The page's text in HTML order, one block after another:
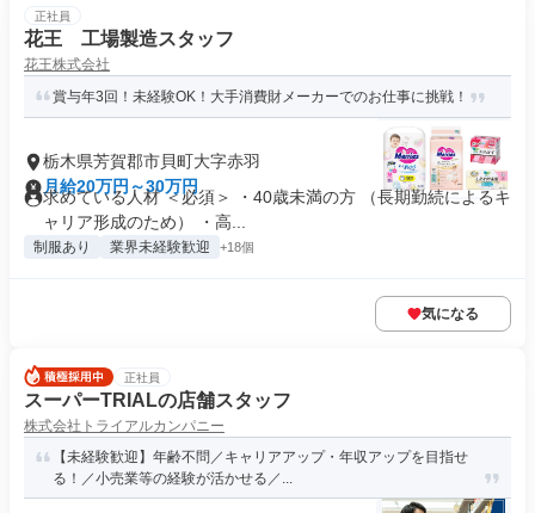
正社員
花王 工場製造スタッフ
花王株式会社
賞与年3回！未経験OK！大手消費財メーカーでのお仕事に挑戦！
栃木県芳賀郡市貝町大字赤羽
月給20万円～30万円
求めている人材 ＜必須＞ ・40歳未満の方 （長期勤続によるキ
ャリア形成のため） ・⾼...
制服あり 業界未経験歓迎 +18個
気になる
正社員
スーパーTRIALの店舗スタッフ
株式会社トライアルカンパニー
【未経験歓迎】年齢不問／キャリアアップ・年収アップを目指せ
る！／小売業等の経験が活かせる／...